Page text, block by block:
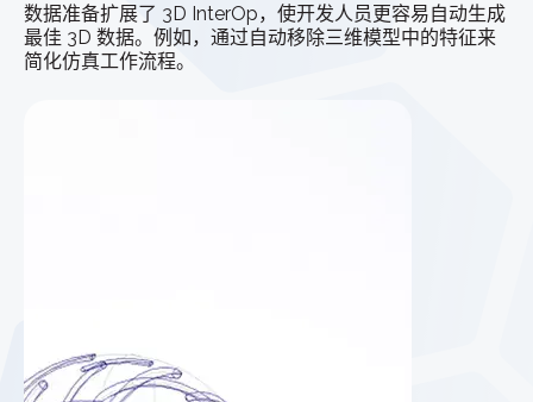
数据准备扩展了 3D InterOp，使开发人员更容易自动生成
最佳 3D 数据。例如，通过自动移除三维模型中的特征来
简化仿真工作流程。